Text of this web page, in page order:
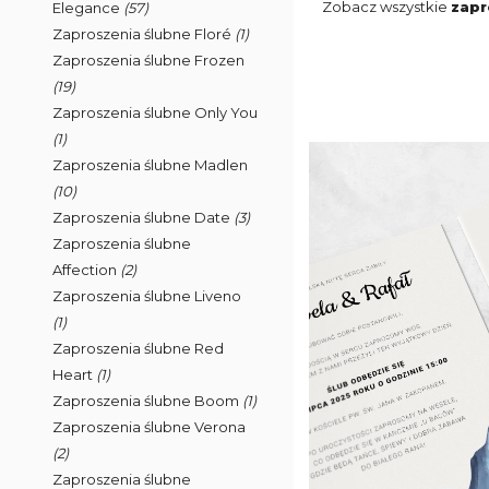
Elegance (57)
Zaproszenia ślubne Floré (1)
Zaproszenia ślubne Frozen
(19)
Zaproszenia ślubne Only You
(1)
Zaproszenia ślubne Madlen
(10)
Zaproszenia ślubne Date (3)
Zaproszenia ślubne
Affection (2)
Zaproszenia ślubne Liveno
(1)
Zaproszenia ślubne Red
Heart (1)
Zaproszenia ślubne Boom (1)
Zaproszenia ślubne Verona
(2)
Zaproszenia ślubne
Zobacz wszystkie